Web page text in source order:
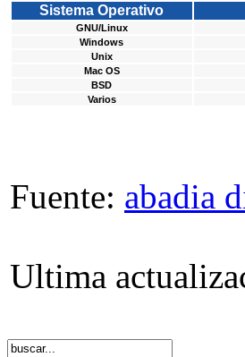
Sistema Operativo
GNU/Linux
Windows
Unix
Mac OS
BSD
Varios
Fuente: abadia
Ultima